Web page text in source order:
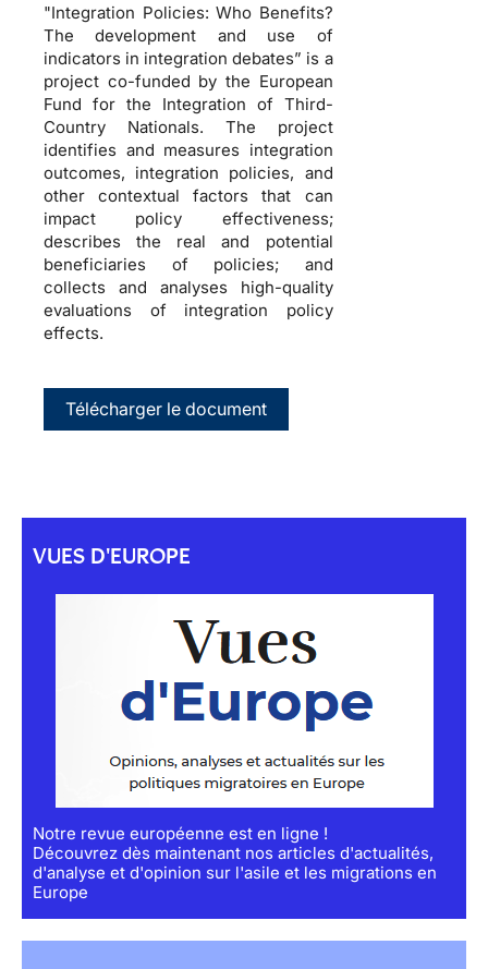
"Integration Policies: Who Benefits?
The development and use of
indicators in integration debates” is a
project co-funded by the European
Fund for the Integration of Third-
Country Nationals. The project
identifies and measures integration
outcomes, integration policies, and
other contextual factors that can
impact policy effectiveness;
describes the real and potential
beneficiaries of policies; and
collects and analyses high-quality
evaluations of integration policy
effects.
Télécharger le document
VUES D'EUROPE
Notre revue européenne est en ligne !
Découvrez dès maintenant nos articles d'actualités,
d'analyse et d'opinion sur l'asile et les migrations en
Europe